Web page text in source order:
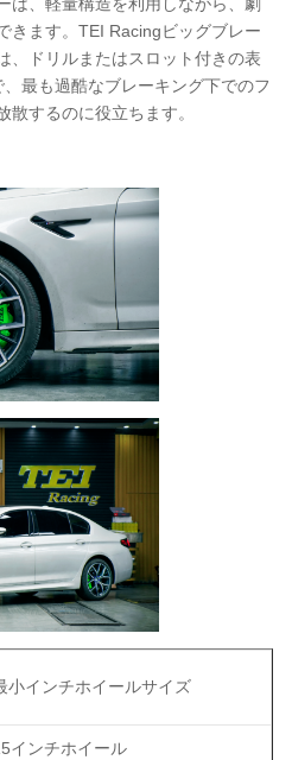
きます。TEI Racingビッグブレー
、ドリルまたはスロット付きの表
最も過酷なブレーキング下でのフ
散するのに役立ちます。
小インチホイールサイズ
インチホイール